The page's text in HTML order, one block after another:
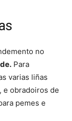
no
Para
varias liñas
e obradoiros de
pemes e